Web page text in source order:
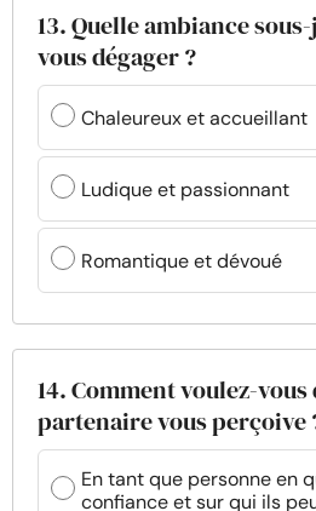
13. Quelle ambiance
vous dégager ?
Chaleureux et accueillant
Ludique et passionnant
Romantique et dévoué
14. Comment voulez-
partenaire vous perçoive
En tant que personne en
confiance et sur qui ils